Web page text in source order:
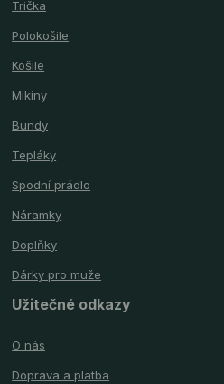
Trička
Polokošile
Košile
Mikiny
Bundy
Tepláky
Spodní prádlo
Náramky
Doplňky
Dárky pro muže
Užitečné odkazy
O nás
Doprava a platba